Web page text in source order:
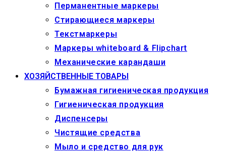
Перманентные маркеры
Стирающиеся маркеры
Текстмаркеры
Маркеры whiteboard & Flipchart
Механические карандаши
ХОЗЯЙСТВЕННЫЕ ТОВАРЫ
Бумажная гигиеническая продукция
Гигиеническая продукция
Диспенсеры
Чистящие средства
Мыло и средство для рук